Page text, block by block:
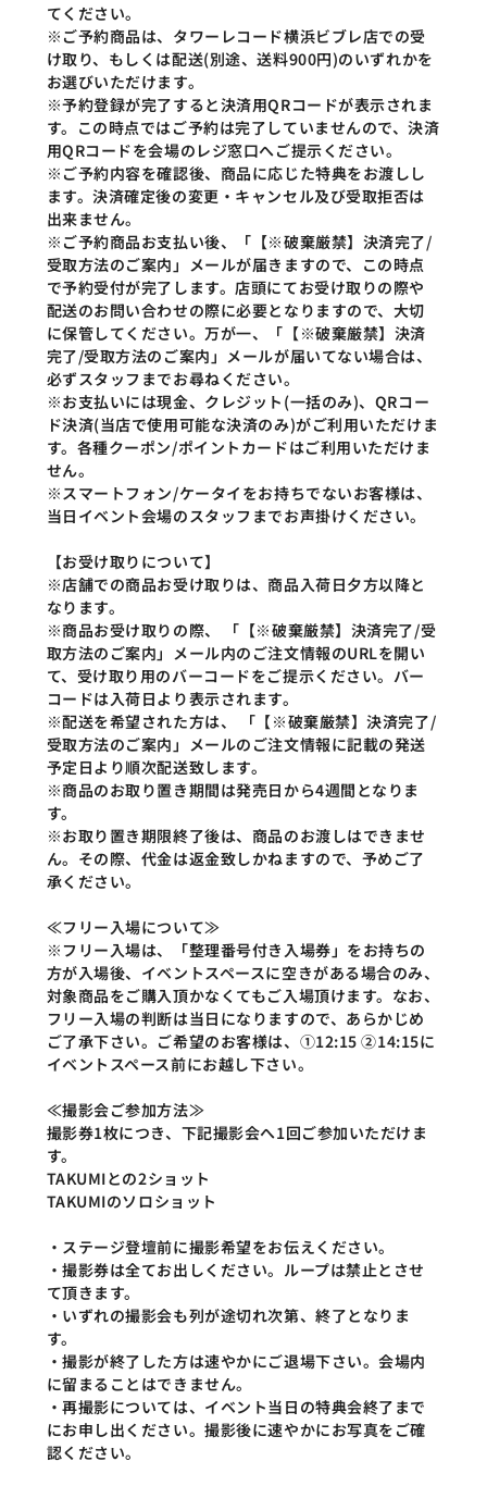
てください。
※ご予約商品は、タワーレコード横浜ビブレ店での受
け取り、もしくは配送(別途、送料900円)のいずれかを
お選びいただけます。
※予約登録が完了すると決済用QRコードが表示されま
す。この時点ではご予約は完了していませんので、決済
用QRコードを会場のレジ窓口へご提示ください。
※ご予約内容を確認後、商品に応じた特典をお渡しし
ます。決済確定後の変更・キャンセル及び受取拒否は
出来ません。
※ご予約商品お支払い後、「【※破棄厳禁】決済完了/
受取方法のご案内」メールが届きますので、この時点
で予約受付が完了します。店頭にてお受け取りの際や
配送のお問い合わせの際に必要となりますので、大切
に保管してください。万が一、「【※破棄厳禁】決済
完了/受取方法のご案内」メールが届いてない場合は、
必ずスタッフまでお尋ねください。
※お支払いには現金、クレジット(一括のみ)、QRコー
ド決済(当店で使用可能な決済のみ)がご利用いただけま
す。各種クーポン/ポイントカードはご利用いただけま
せん。
※スマートフォン/ケータイをお持ちでないお客様は、
当日イベント会場のスタッフまでお声掛けください。
【お受け取りについて】
※店舗での商品お受け取りは、商品入荷日夕方以降と
なります。
※商品お受け取りの際、 「【※破棄厳禁】決済完了/受
取方法のご案内」メール内のご注文情報のURLを開い
て、受け取り用のバーコードをご提示ください。バー
コードは入荷日より表示されます。
※配送を希望された方は、 「【※破棄厳禁】決済完了/
受取方法のご案内」メールのご注文情報に記載の発送
予定日より順次配送致します。
※商品のお取り置き期間は発売日から4週間となりま
す。
※お取り置き期限終了後は、商品のお渡しはできませ
ん。その際、代金は返金致しかねますので、予めご了
承ください。
≪フリー入場について≫
※フリー入場は、「整理番号付き入場券」をお持ちの
方が入場後、イベントスペースに空きがある場合のみ、
対象商品をご購入頂かなくてもご入場頂けます。なお、
フリー入場の判断は当日になりますので、あらかじめ
ご了承下さい。ご希望のお客様は、①12:15 ②14:15に
イベントスペース前にお越し下さい。
≪撮影会ご参加方法≫
撮影券1枚につき、下記撮影会へ1回ご参加いただけま
す。
TAKUMIとの2ショット
TAKUMIのソロショット
・ステージ登壇前に撮影希望をお伝えください。
・撮影券は全てお出しください。ループは禁止とさせ
て頂きます。
・いずれの撮影会も列が途切れ次第、終了となりま
す。
・撮影が終了した方は速やかにご退場下さい。会場内
に留まることはできません。
・再撮影については、イベント当日の特典会終了まで
にお申し出ください。撮影後に速やかにお写真をご確
認ください。